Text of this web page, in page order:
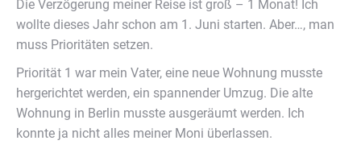
Die Verzögerung meiner Reise ist groß – 1 Monat! Ich
wollte dieses Jahr schon am 1. Juni starten. Aber…, man
muss Prioritäten setzen.
Priorität 1 war mein Vater, eine neue Wohnung musste
hergerichtet werden, ein spannender Umzug. Die alte
Wohnung in Berlin musste ausgeräumt werden. Ich
konnte ja nicht alles meiner Moni überlassen.